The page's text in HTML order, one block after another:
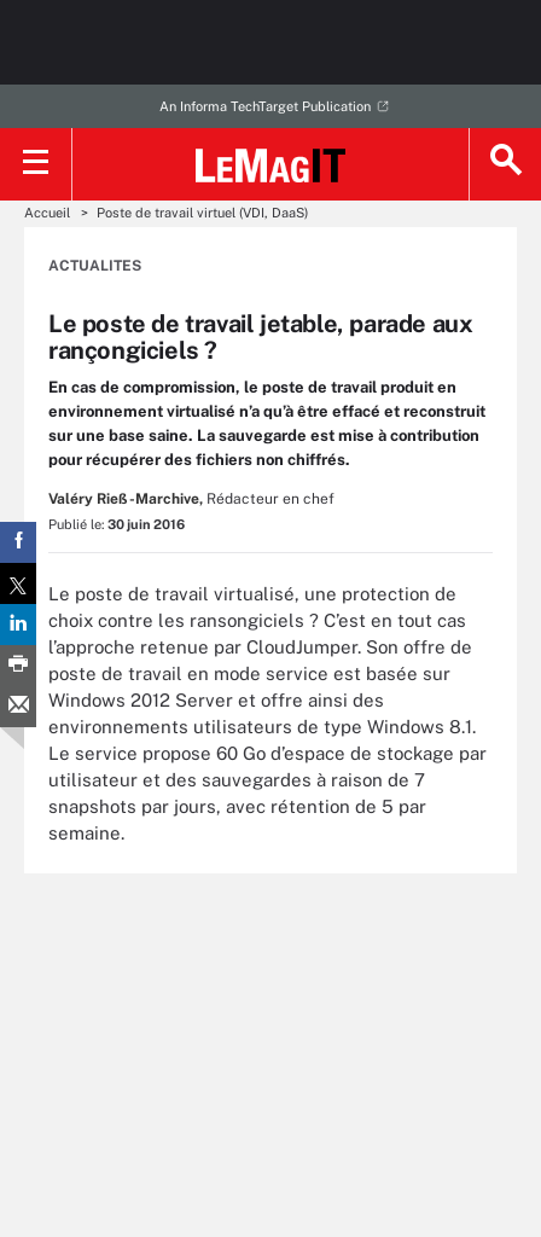
An Informa TechTarget Publication
Accueil Poste de travail virtuel (VDI, DaaS)
ACTUALITES
Le poste de travail jetable, parade aux
rançongiciels ?
En cas de compromission, le poste de travail produit en
environnement virtualisé n’a qu’à être effacé et reconstruit
sur une base saine. La sauvegarde est mise à contribution
pour récupérer des fichiers non chiffrés.
Valéry Rieß-Marchive, Rédacteur en chef
Publié le: 30 juin 2016
Le poste de travail virtualisé, une protection de
choix contre les ransongiciels ? C’est en tout cas
l’approche retenue par CloudJumper. Son offre de
poste de travail en mode service est basée sur
Windows 2012 Server et offre ainsi des
environnements utilisateurs de type Windows 8.1.
Le service propose 60 Go d’espace de stockage par
utilisateur et des sauvegardes à raison de 7
snapshots par jours, avec rétention de 5 par
semaine.